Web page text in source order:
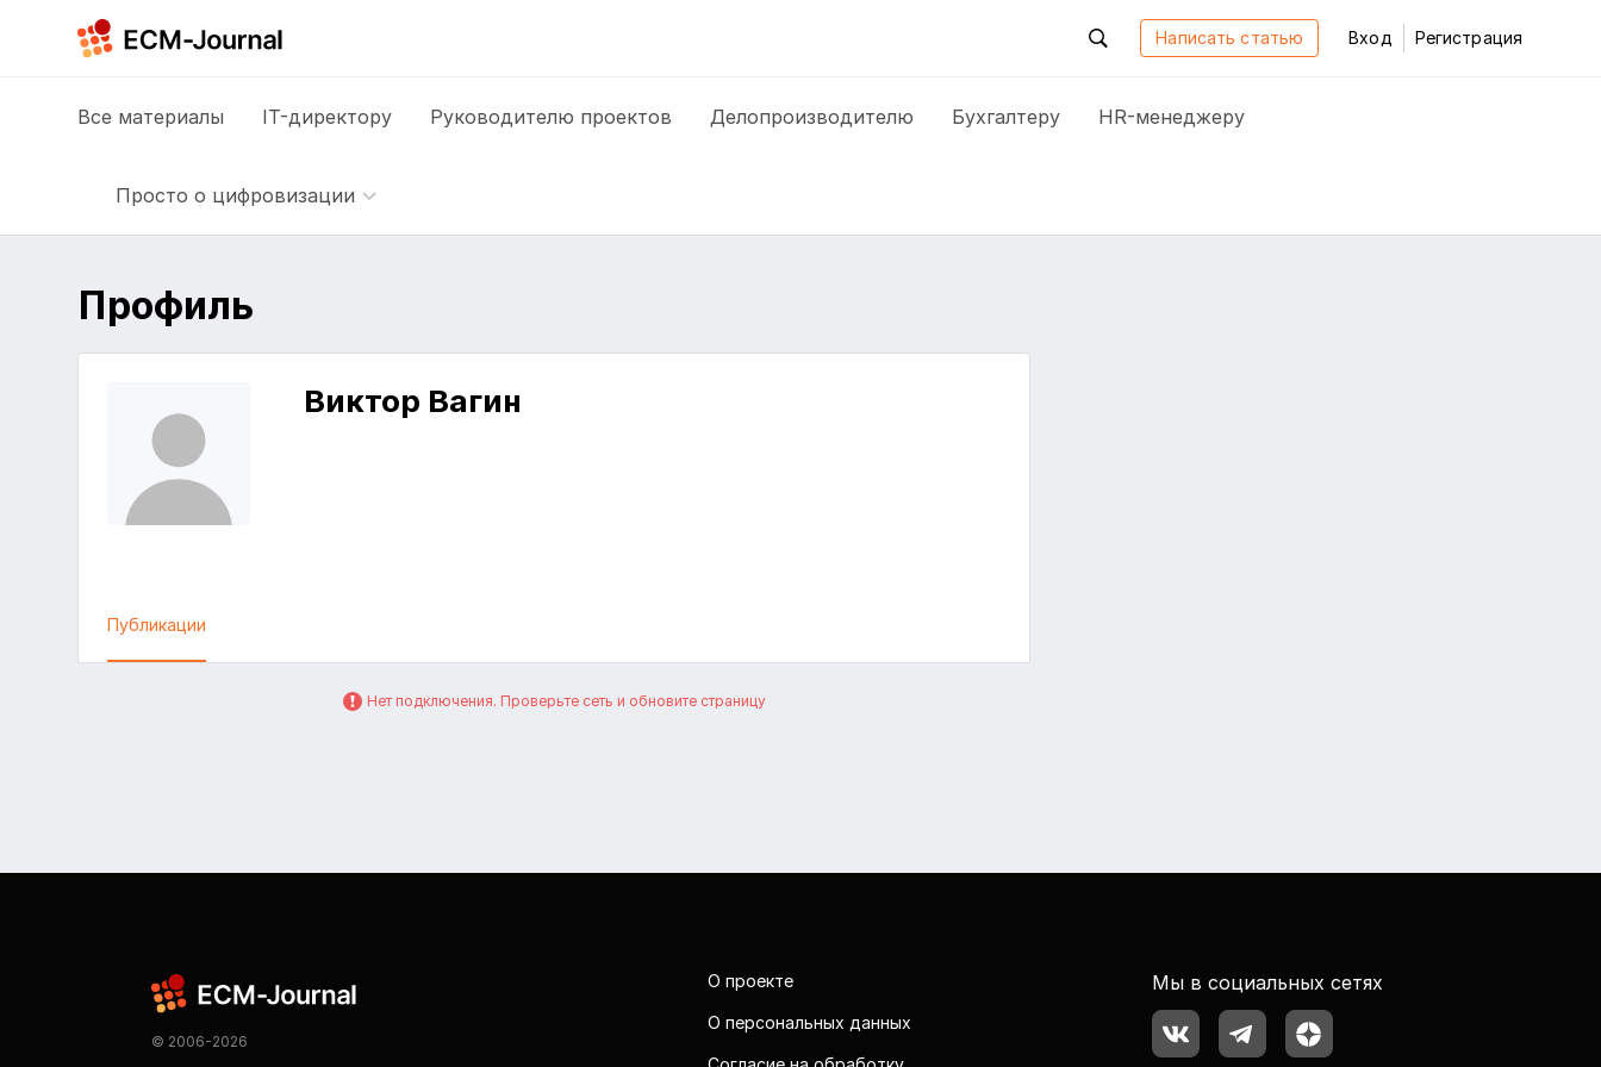
Написать статью Вход Регистрация
Все материалы IT-директору Руководителю проектов Делопроизводителю Бухгалтеру HR-менеджеру
Просто о цифровизации
Профиль
Виктор Вагин
Публикации
Нет подключения. Проверьте сеть и обновите страницу
© 2006-2026
О проекте
О персональных данных
Мы в социальных сетях